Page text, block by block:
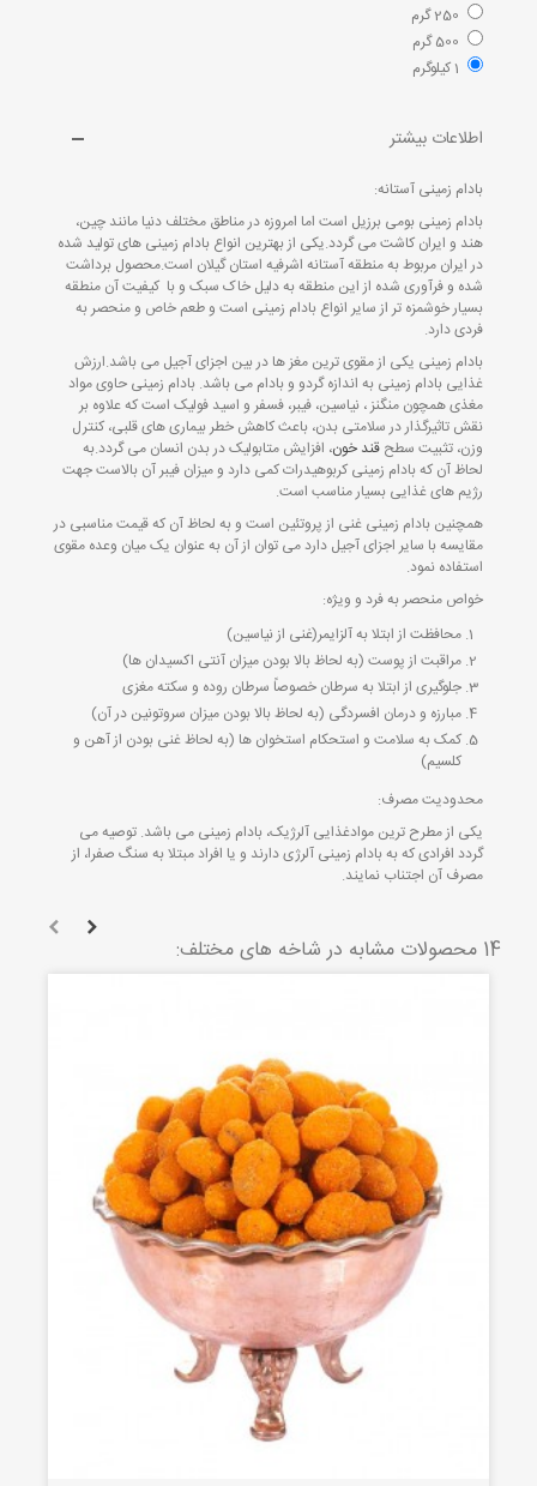
250 گرم
500 گرم
1 کیلوگرم
اطلاعات بیشتر
بادام زمینی آستانه:
بادام زمینی بومی برزیل است اما امروزه در مناطق مختلف دنیا مانند چین،
هند و ایران کاشت می گردد.یکی از بهترین انواع بادام زمینی های تولید شده
در ایران مربوط به منطقه آستانه اشرفیه استان گیلان است.محصول برداشت
شده و فرآوری شده از این منطقه به دلیل خاک سبک و با کیفیت آن منطقه
بسیار خوشمزه تر از سایر انواع بادام زمینی است و طعم خاص و منحصر به
فردی دارد.
بادام زمینی یکی از مقوی ترین مغز ها در بین اجزای آجیل می باشد.ارزش
غذایی بادام زمینی به اندازه گردو و بادام می باشد. بادام زمینی حاوی مواد
مغذی همچون منگنز ، نیاسین، فیبر، فسفر و اسید فولیک است که علاوه بر
نقش تاثیرگذار در سلامتی بدن، باعث کاهش خطر بیماری های قلبی، کنترل
وزن، تثبیت سطح قند خون، افزایش متابولیک در بدن انسان می گردد.به
لحاظ آن که بادام زمینی کربوهیدرات کمی دارد و میزان فیبر آن بالاست جهت
رژیم های غذایی بسیار مناسب است.
همچنین بادام زمینی غنی از پروتئین است و به لحاظ آن که قیمت مناسبی در
مقایسه با سایر اجزای آجیل دارد می توان از آن به عنوان یک میان وعده مقوی
استفاده نمود.
خواص منحصر به فرد و ویژه:
محافظت از ابتلا به آلزایمر(غنی از نیاسین)
مراقبت از پوست (به لحاظ بالا بودن میزان آنتی اکسیدان ها)
جلوگیری از ابتلا به سرطان خصوصاً سرطان روده و سکته مغزی
مبارزه و درمان افسردگی (به لحاظ بالا بودن میزان سروتونین در آن)
کمک به سلامت و استحکام استخوان ها (به لحاظ غنی بودن از آهن و
کلسیم)
محدودیت مصرف:
یکی از مطرح ترین موادغذایی آلرژیک، بادام زمینی می باشد. توصیه می
گردد افرادی که به بادام زمینی آلرژی دارند و یا افراد مبتلا به سنگ صفرا، از
مصرف آن اجتناب نمایند.
14 محصولات مشابه در شاخه های مختلف: